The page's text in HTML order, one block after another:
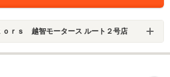
ｒｓ 越智モータース ルート２号店